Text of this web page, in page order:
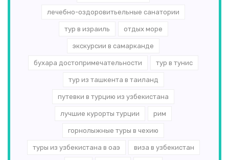
лечебно-оздоровитьельные санатории
тур в израиль отдых море
экскурсии в самарканде
бухара достопримечательности тур в тунис
тур из ташкента в таиланд
путевки в турцию из узбекистана
лучшие курорты турции рим
горнолыжные туры в чехию
туры из узбекистана в оаэ виза в узбекистан